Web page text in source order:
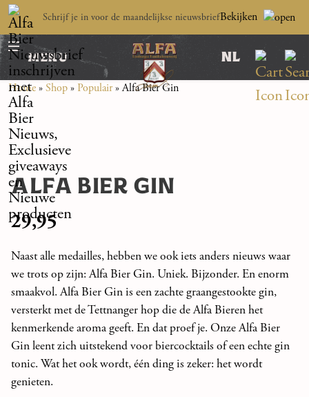
Schrijf je in voor de maandelijkse nieuwsbriefBekijken
menu nl
Home»Shop» Populair»Alfa Bier Gin
ALFA BIER GIN
29,95
Naast alle medailles, hebben we ook iets anders nieuws waar
we trots op zijn: Alfa Bier Gin. Uniek. Bijzonder. En enorm
smaakvol. Alfa Bier Gin is een zachte graangestookte gin,
versterkt met de Tettnanger hop die de Alfa Bieren het
kenmerkende aroma geeft. En dat proef je. Onze Alfa Bier
Gin leent zich uitstekend voor biercocktails of een echte gin
tonic. Wat het ook wordt, één ding is zeker: het wordt
genieten.